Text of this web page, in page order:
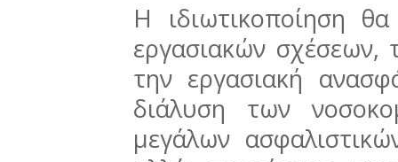
Η ιδιωτικοποίηση
εργασιακών
την εργασιακή
διάλυση των
μεγάλων